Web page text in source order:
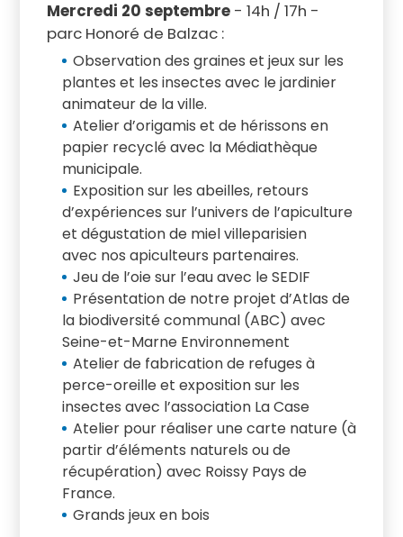
Mercredi 20 septembre- 14h / 17h -
parc Honoré de Balzac :
Observation des graines et jeux sur les
plantes et les insectes avec le jardinier
animateur de la ville.
Atelier d’origamis et de hérissons en
papier recyclé avec la Médiathèque
municipale.
Exposition sur les abeilles, retours
d’expériences sur l’univers de l’apiculture
et dégustation de miel villeparisien
avec nos apiculteurs partenaires.
Jeu de l’oie sur l’eau avec le SEDIF
Présentation de notre projet d’Atlas de
la biodiversité communal (ABC) avec
Seine-et-Marne Environnement
Atelier de fabrication de refuges à
perce-oreille et exposition sur les
insectes avec l’association La Case
Atelier pour réaliser une carte nature (à
partir d’éléments naturels ou de
récupération) avec Roissy Pays de
France.
Grands jeux en bois